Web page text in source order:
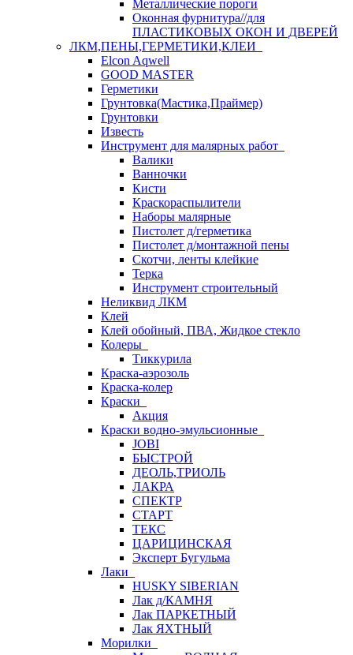
Металлические пороги
Оконная фурнитура//для
ПЛАСТИКОВЫХ ОКОН И ДВЕРЕЙ
ЛКМ,ПЕНЫ,ГЕРМЕТИКИ,КЛЕИ
Elcon Aqwell
GOOD MASTER
Герметики
Грунтовка(Мастика,Праймер)
Грунтовки
Известь
Инструмент для малярных работ
Валики
Ванночки
Кисти
Краскораспылители
Наборы малярные
Пистолет д/герметика
Пистолет д/монтажной пены
Скотчи, ленты клейкие
Терка
Инструмент строительный
Неликвид ЛКМ
Клей
Клей обойный, ПВА, Жидкое стекло
Колеры
Тиккурила
Краска-аэрозоль
Краска-колер
Краски
Акция
Краски водно-эмульсионные
JOBI
БЫСТРОЙ
ДЕОЛЬ,ТРИОЛЬ
ЛАКРА
СПЕКТР
СТАРТ
ТЕКС
ЦАРИЦИНСКАЯ
Эксперт Бугульма
Лаки
HUSKY SIBERIAN
Лак д/КАМНЯ
Лак ПАРКЕТНЫЙ
Лак ЯХТНЫЙ
Морилки